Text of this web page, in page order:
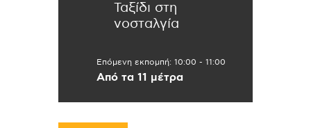
Ταξίδι στη
νοσταλγία
Επόμενη εκπομπή: 10:00 - 11:00
Από τα 11 μέτρα